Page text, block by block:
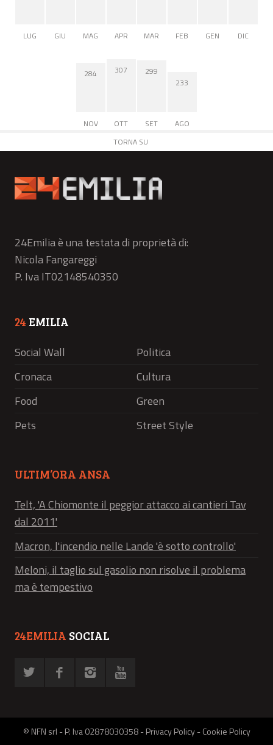
LUG GIU MAG APR MAR FEB GEN DIC
284
NOV
307
OTT
299
SET
233
AGO
TORNA SU
24Emilia è una testata di proprietà di:
Nicola Fangareggi
P. Iva IT02148540350
24 EMILIA
Social Wall
Politica
Cronaca
Cultura
Food
Green
Pets
Street Style
ULTIM’ORA ANSA
Telt, 'A Chiomonte il peggior attacco ai cantieri Tav
dal 2011'
Macron, l'incendio nelle Lande 'è sotto controllo'
Meloni, il taglio sul gasolio non risolve il problema
ma è tempestivo
24EMILIA SOCIAL
© NFN srl - P. Iva 02878030358 -Privacy Policy-Cookie Policy